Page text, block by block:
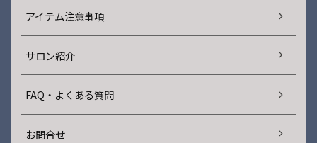
アイテム注意事項
サロン紹介
FAQ・よくある質問
お問合せ